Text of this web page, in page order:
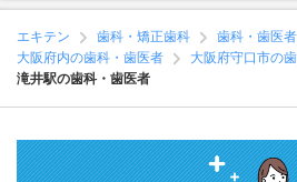
エキテン 歯科・矯正歯科
歯科・歯医者
大阪府内の歯科・歯医者
大阪府守口市の
滝井駅の歯科・歯医者